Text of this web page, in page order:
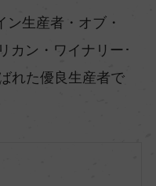
ン生産者・オブ・
カン・ワイナリー･
れた優良生産者で